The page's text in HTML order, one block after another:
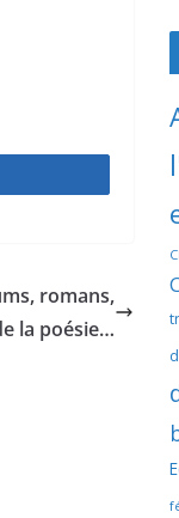
romans,
la poésie…